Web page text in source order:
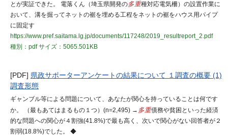
とが実証できた。 電落くん（埼玉県開発の多重種対応電気柵）の設置作業に
おいて、溝を掘ってネットの裾を埋める工程をネットの裾をハウス用パイプ
に固定す
https://www.pref.saitama.lg.jp/documents/117248/2019_resultreport_2.pdf
種別：pdfサイズ：5065.501KB
[PDF] 県政サポーターアンケートの結果について １調査の概要 (1)
調査形態
ギャンブル等による問題について、あなたが関心を持っていることは何です
か。 （最もあてはまるもの１つ）(n=2,495) → 多重債務や貧困といった経済
的な問題への関心が４割強(41.8%)で最も高く、次いで関心がない回答者が２
割弱(18.8%)でした。 ◆